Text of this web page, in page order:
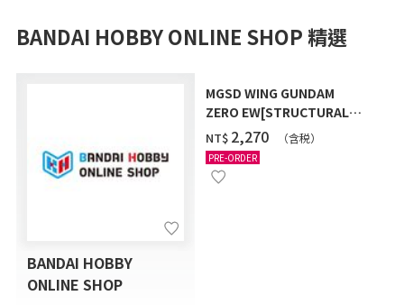
BANDAI HOBBY ONLINE SHOP 精選
BANDAI HOBBY
ONLINE SHOP
MGSD WING GUNDAM
ZERO EW[STRUCTURAL
COATING/BLACK] [2026年
12月發送]
NT$ ‌2,270 （含税）
PRE-ORDER